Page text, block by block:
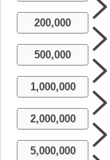
200,000
500,000
1,000,000
2,000,000
5,000,000